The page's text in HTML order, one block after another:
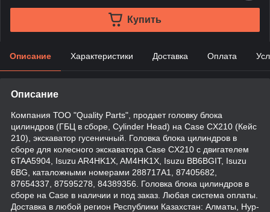
Купить
Описание Характеристики Доставка Оплата
Описание
Компания ТОО "Quality Parts", продает головку блока
цилиндров (ГБЦ в сборе, Cylinder Head) на Case CX210 (Кейс
210), экскаватор гусеничный. Головка блока цилиндров в
сборе для колесного экскаватора Case CX210 с двигателем
6TAA5904, Isuzu AR4HK1X, AM4HK1X, Isuzu BB6BGIT, Isuzu
6BG, каталожными номерами 288717A1, 87405682,
87654337, 87595278, 84389356. Головка блока цилиндров в
сборе на Case в наличии и под заказ. Любая система оплаты.
Доставка в любой регион Республики Казахстан: Алматы, Нур-